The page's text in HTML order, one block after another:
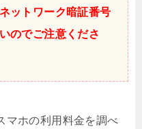
ットワーク暗証番号
のでご注意くださ
マホの利用料金を調べ